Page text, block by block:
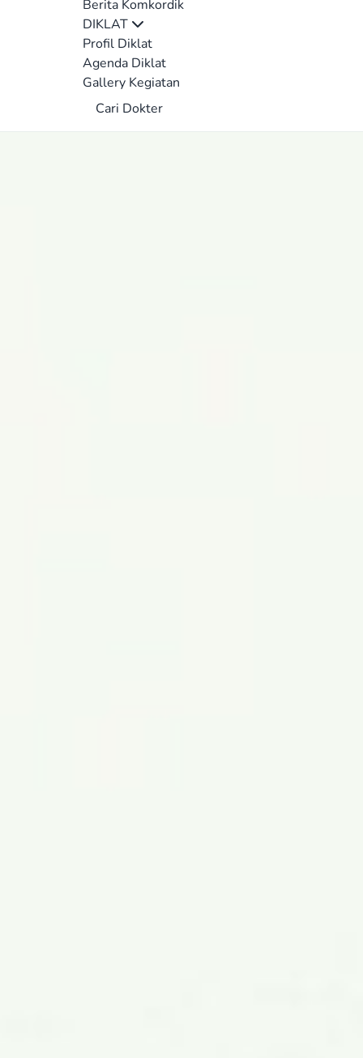
Berita Komkordik
DIKLAT
Profil Diklat
Agenda Diklat
Gallery Kegiatan
Cari Dokter